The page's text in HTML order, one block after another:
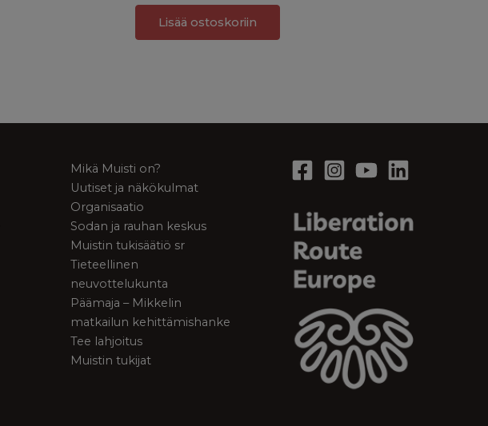
Lisää ostoskoriin
Mikä Muisti on?
Uutiset ja näkökulmat
Organisaatio
Sodan ja rauhan keskus
Muistin tukisäätiö sr
Tieteellinen
neuvottelukunta
Päämaja – Mikkelin
matkailun kehittämishanke
Tee lahjoitus
Muistin tukijat